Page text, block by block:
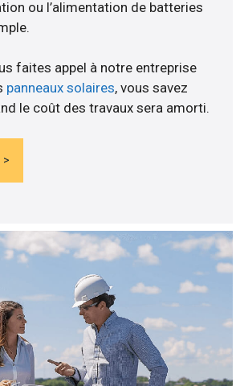
ou l’alimentation de batteries
faites appel à notre entreprise
panneaux solaires, vous savez
le coût des travaux sera amorti.